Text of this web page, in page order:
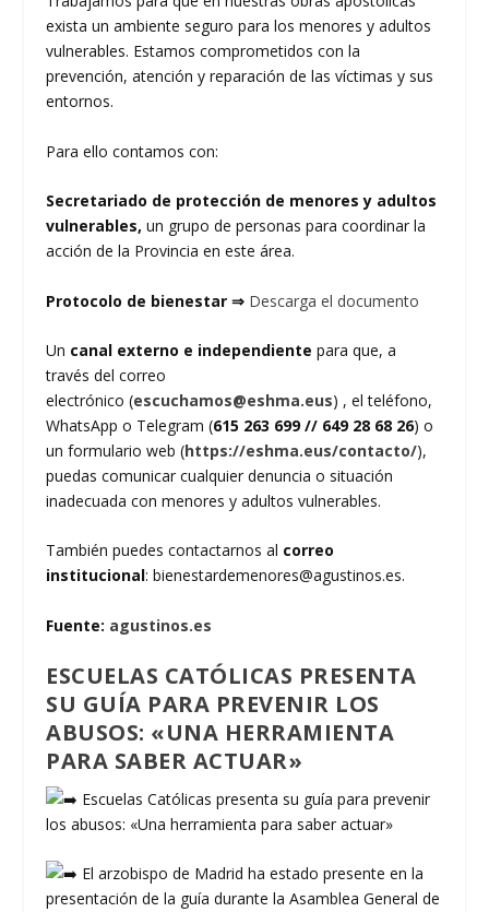
exista un ambiente seguro para los menores y adultos
vulnerables. Estamos comprometidos con la
prevención, atención y reparación de las víctimas y sus
entornos.
Para ello contamos con:
Secretariado de protección de menores y adultos
vulnerables,un grupo de personas para coordinar la
acción de la Provincia en este área.
Protocolo de bienestar ⇒ Descarga el documento
Un canal externo e independiente para que, a
través del correo
electrónico (escuchamos@eshma.eus) , el teléfono,
WhatsApp o Telegram (615 263 699 // 649 28 68 26) o
un formulario web (https://eshma.eus/contacto/),
puedas comunicar cualquier denuncia o situación
inadecuada con menores y adultos vulnerables.
También puedes contactarnos al correo
institucional: bienestardemenores@agustinos.es.
Fuente: agustinos.es
ESCUELAS CATÓLICAS PRESENTA
SU GUÍA PARA PREVENIR LOS
ABUSOS: «UNA HERRAMIENTA
PARA SABER ACTUAR»
Escuelas Católicas presenta su guía para prevenir
los abusos: «Una herramienta para saber actuar»
El arzobispo de Madrid ha estado presente en la
presentación de la guía durante la Asamblea General de